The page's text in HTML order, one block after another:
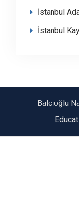
İstanbul
İstanbul
Balcıoğlu